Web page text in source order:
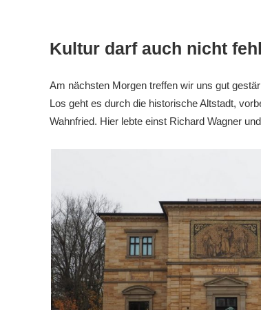
Kultur darf auch nicht
Am nächsten Morgen treffen wir uns gut
Los geht es durch die historische Altstadt,
Wahnfried. Hier lebte einst Richard Wagner